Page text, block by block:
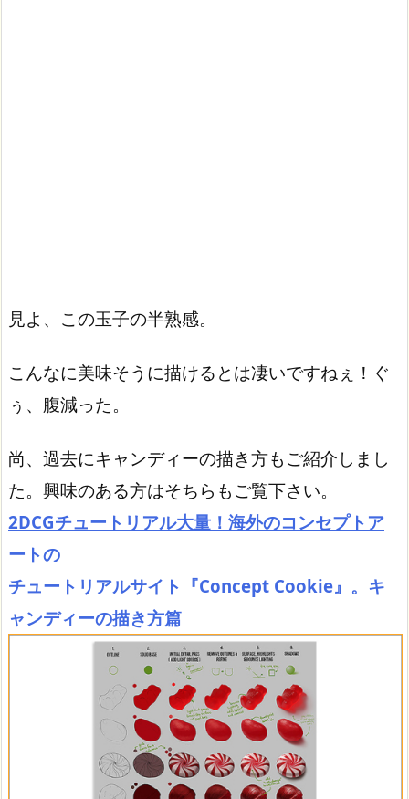
見よ、この玉子の半熟感。
こんなに美味そうに描けるとは凄いですねぇ！ぐ
ぅ、腹減った。
尚、過去にキャンディーの描き方もご紹介しまし
た。興味のある方はそちらもご覧下さい。
2DCGチュートリアル大量！海外のコンセプトア
ートの
チュートリアルサイト『Concept Cookie』。キ
ャンディーの描き方篇